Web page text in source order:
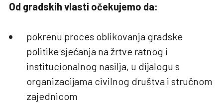
Od gradskih vlasti očekujemo da:
pokrenu proces oblikovanja gradske
politike sjećanja na žrtve ratnog i
institucionalnog nasilja, u dijalogu s
organizacijama civilnog društva i stručnom
zajednicom